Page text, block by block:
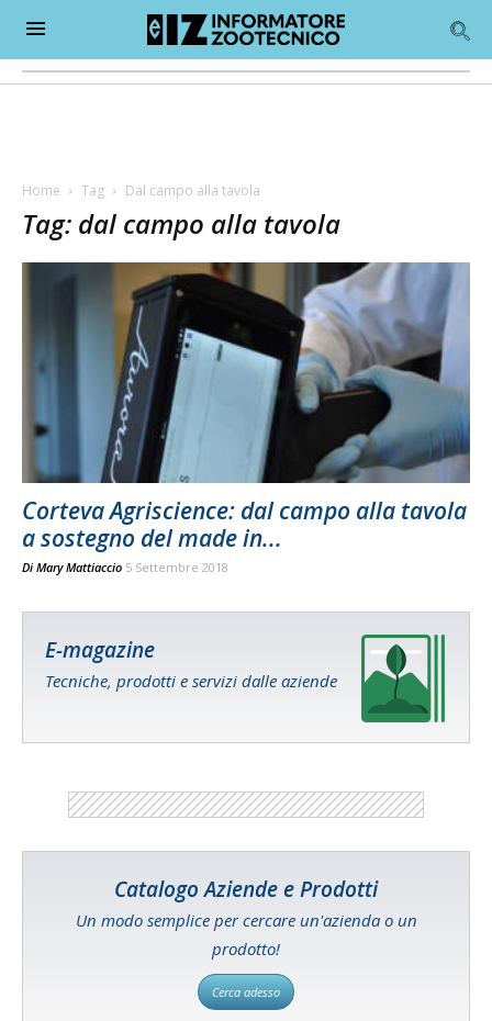
Home Tag Dal campo alla tavola
Tag: dal campo alla tavola
Corteva Agriscience: dal campo alla tavola
a sostegno del made in...
Di Mary Mattiaccio 5 Settembre 2018
E-magazine
Tecniche, prodotti e servizi dalle aziende
Catalogo Aziende e Prodotti
Un modo semplice per cercare un'azienda o un
prodotto!
Cerca adesso